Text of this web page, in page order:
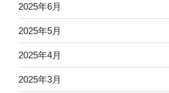
2025年6月
2025年5月
2025年4月
2025年3月